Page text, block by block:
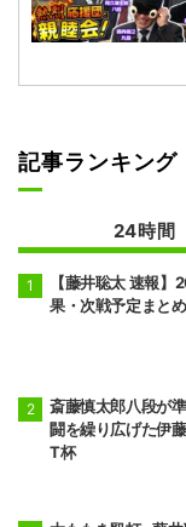
記事ランキング
24時間
【藤井聡太 速報
果・次戦予定まと
斎藤慎太郎八段が
闘を繰り広げた伊
T杯